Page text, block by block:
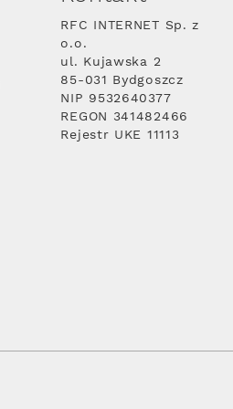
RFC INTERNET Sp. z
o.o.
ul. Kujawska 2
85-031 Bydgoszcz
NIP 9532640377
REGON 341482466
Rejestr UKE 11113